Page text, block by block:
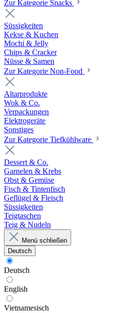
Zur Kategorie Snacks
Süssigkeiten
Kekse & Kuchen
Mochi & Jelly
Chips & Cracker
Nüsse & Samen
Zur Kategorie Non-Food
Altarprodukte
Wok & Co.
Verpackungen
Elektrogeräte
Sonstiges
Zur Kategorie Tiefkühlware
Dessert & Co.
Garnelen & Krebs
Obst & Gemüse
Fisch & Tintenfisch
Geflügel & Fleisch
Süssigkeiten
Teigtaschen
Teig & Nudeln
Menü schließen
Deutsch
Deutsch
English
Vietnamesisch